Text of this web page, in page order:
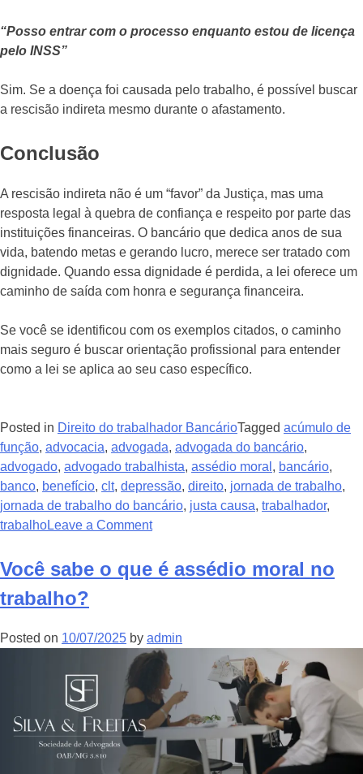
“Posso entrar com o processo enquanto estou de licença
pelo INSS”
Sim. Se a doença foi causada pelo trabalho, é possível buscar
a rescisão indireta mesmo durante o afastamento.
Conclusão
A rescisão indireta não é um “favor” da Justiça, mas uma
resposta legal à quebra de confiança e respeito por parte das
instituições financeiras. O bancário que dedica anos de sua
vida, batendo metas e gerando lucro, merece ser tratado com
dignidade. Quando essa dignidade é perdida, a lei oferece um
caminho de saída com honra e segurança financeira.
Se você se identificou com os exemplos citados, o caminho
mais seguro é buscar orientação profissional para entender
como a lei se aplica ao seu caso específico.
Posted in Direito do trabalhador BancárioTagged acúmulo de
função, advocacia, advogada, advogada do bancário,
advogado, advogado trabalhista, assédio moral , bancário,
banco, benefício, clt, depressão, direito, jornada de trabalho,
jornada de trabalho do bancário, justa causa, trabalhador,
trabalhoLeave a Comment
Você sabe o que é assédio moral no
trabalho?
Posted on 10/07/2025 by admin